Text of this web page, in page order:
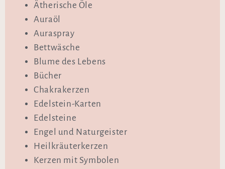
Ätherische Öle
Auraöl
Auraspray
Bettwäsche
Blume des Lebens
Bücher
Chakrakerzen
Edelstein-Karten
Edelsteine
Engel und Naturgeister
Heilkräuterkerzen
Kerzen mit Symbolen